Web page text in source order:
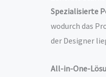
Spezialisierte
wodurch das
der Designer
All-in-One-